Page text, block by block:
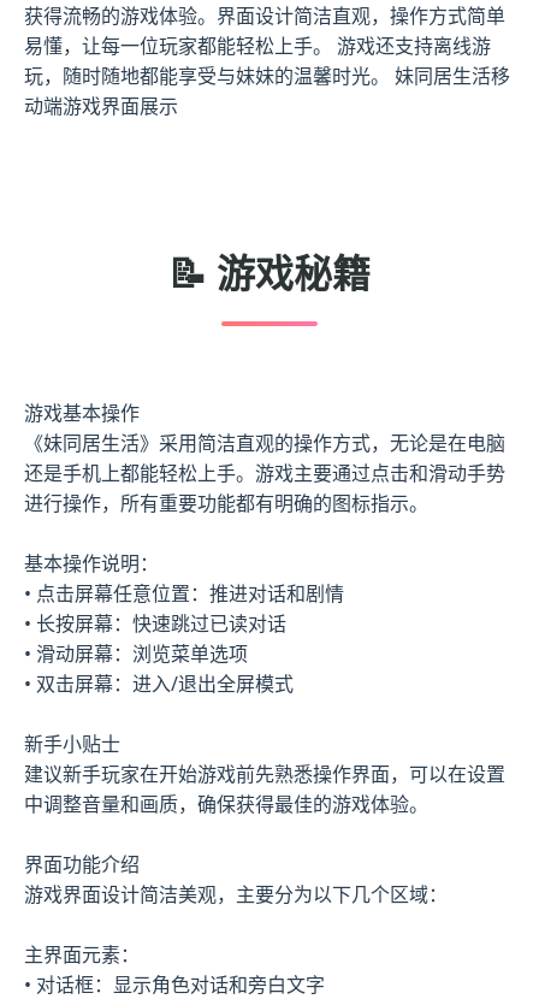
获得流畅的游戏体验。界面设计简洁直观，操作方式简单
易懂，让每一位玩家都能轻松上手。 游戏还支持离线游
玩，随时随地都能享受与妹妹的温馨时光。 妹同居生活移
动端游戏界面展示
📝 游戏秘籍
游戏基本操作
《妹同居生活》采用简洁直观的操作方式，无论是在电脑
还是手机上都能轻松上手。游戏主要通过点击和滑动手势
进行操作，所有重要功能都有明确的图标指示。
基本操作说明：
• 点击屏幕任意位置：推进对话和剧情
• 长按屏幕：快速跳过已读对话
• 滑动屏幕：浏览菜单选项
• 双击屏幕：进入/退出全屏模式
新手小贴士
建议新手玩家在开始游戏前先熟悉操作界面，可以在设置
中调整音量和画质，确保获得最佳的游戏体验。
界面功能介绍
游戏界面设计简洁美观，主要分为以下几个区域：
主界面元素：
• 对话框：显示角色对话和旁白文字